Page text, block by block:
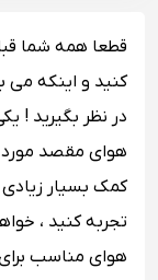
قطعا همه شما
کنید و اینکه می
در نظر بگیرید !
هوای مقصد
کمک بسیار
تجربه کنید ،
هوای مناسب